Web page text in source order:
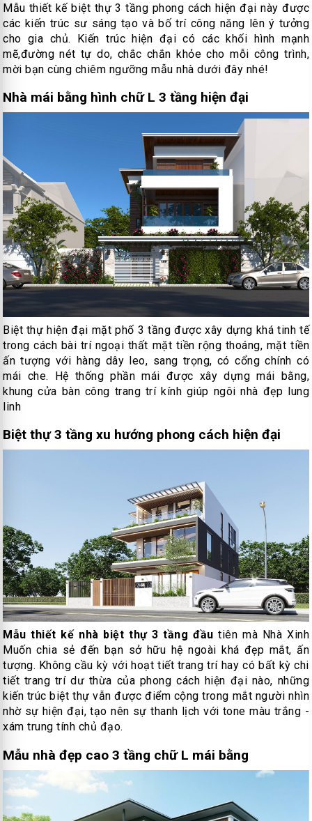
Mẫu thiết kế biệt thự 3 tầng phong cách hiện đại này được
các kiến trúc sư sáng tạo và bố trí công năng lên ý tưởng
cho gia chủ. Kiến trúc hiện đại có các khối hình mạnh
mẽ,đường nét tự do, chắc chắn khỏe cho mỗi công trình,
mời bạn cùng chiêm ngưỡng mẫu nhà dưới đây nhé!
Nhà mái bằng hình chữ L 3 tầng hiện đại
Biệt thự hiện đại mặt phố 3 tầng được xây dựng khá tinh tế
trong cách bài trí ngoại thất mặt tiền rộng thoáng, mặt tiền
ấn tượng với hàng dây leo, sang trọng, có cổng chính có
mái che. Hệ thống phần mái được xây dựng mái bằng,
khung cửa bàn công trang trí kính giúp ngôi nhà đẹp lung
linh
Biệt thự 3 tầng xu hướng phong cách hiện đại
Mẫu thiết kế nhà biệt thự 3 tầng đầutiên mà Nhà Xinh
Muốn chia sẻ đến bạn sở hữu hệ ngoài khá đẹp mắt, ấn
tượng. Không cầu kỳ với hoạt tiết trang trí hay có bất kỳ chi
tiết trang trí dư thừa của phong cách hiện đại nào, những
kiến trúc biệt thự vẫn được điểm cộng trong mắt người nhìn
nhờ sự hiện đại, tạo nên sự thanh lịch với tone màu trắng -
xám trung tính chủ đạo.
Mẫu nhà đẹp cao 3 tầng chữ L mái bằng